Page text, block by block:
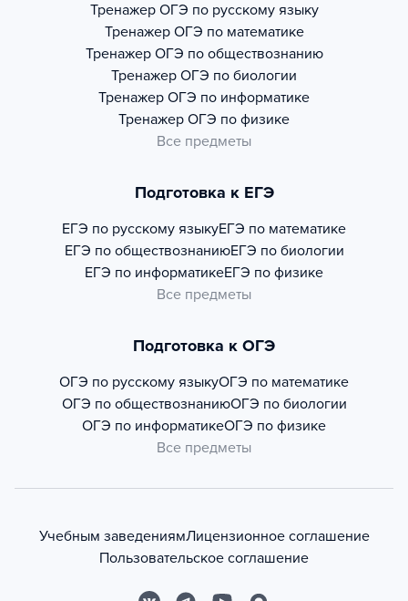
Тренажер ОГЭ по русскому языку
Тренажер ОГЭ по математике
Тренажер ОГЭ по обществознанию
Тренажер ОГЭ по биологии
Тренажер ОГЭ по информатике
Тренажер ОГЭ по физике
Все предметы
Подготовка к ЕГЭ
ЕГЭ по русскому языкуЕГЭ по математике
ЕГЭ по обществознаниюЕГЭ по биологии
ЕГЭ по информатикеЕГЭ по физике
Все предметы
Подготовка к ОГЭ
ОГЭ по русскому языкуОГЭ по математике
ОГЭ по обществознаниюОГЭ по биологии
ОГЭ по информатикеОГЭ по физике
Все предметы
Учебным заведениямЛицензионное соглашение
Пользовательское соглашение